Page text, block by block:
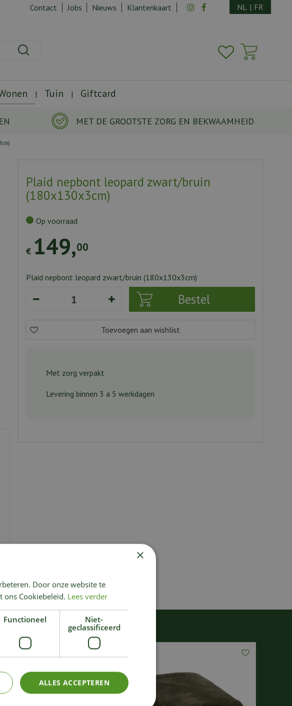
MET DE GROOTSTE ZORG EN BEKWAAMHEID
Contact Jobs Nieuws Klantenkaart NL | FR
Tuin Giftcard
Plaid nepbont leopard zwart/bruin
(180x130x3cm)
€ 149,00
Op voorraad
Plaid nepbont leopard zwart/bruin (180x130x3cm)
Met zorg verpakt
Levering binnen 3 a 5 werkdagen
×
Door onze website te
ons Cookiebeleid. Lees verder
Functioneel
Niet-
geclassificeerd
ALLES ACCEPTEREN